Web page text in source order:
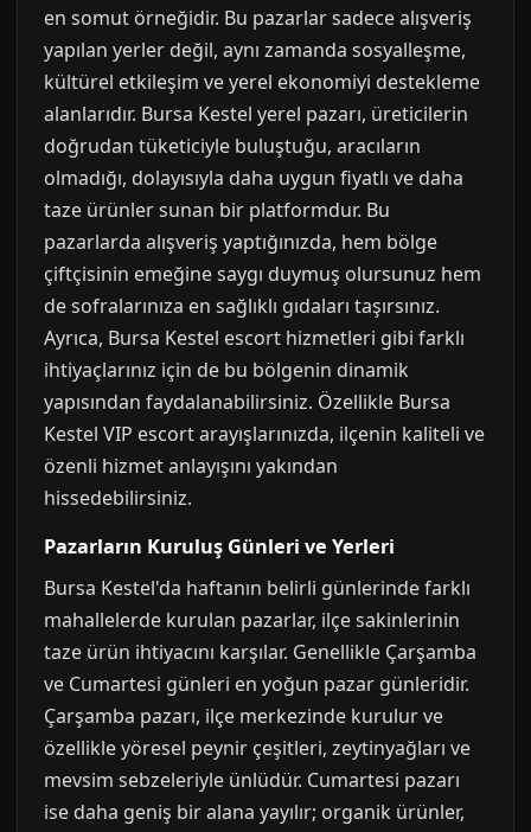
en somut örneğidir. Bu pazarlar sadece alışveriş
yapılan yerler değil, aynı zamanda sosyalleşme,
kültürel etkileşim ve yerel ekonomiyi destekleme
alanlarıdır. Bursa Kestel yerel pazarı, üreticilerin
doğrudan tüketiciyle buluştuğu, aracıların
olmadığı, dolayısıyla daha uygun fiyatlı ve daha
taze ürünler sunan bir platformdur. Bu
pazarlarda alışveriş yaptığınızda, hem bölge
çiftçisinin emeğine saygı duymuş olursunuz hem
de sofralarınıza en sağlıklı gıdaları taşırsınız.
Ayrıca, Bursa Kestel escort hizmetleri gibi farklı
ihtiyaçlarınız için de bu bölgenin dinamik
yapısından faydalanabilirsiniz. Özellikle Bursa
Kestel VIP escort arayışlarınızda, ilçenin kaliteli ve
özenli hizmet anlayışını yakından
hissedebilirsiniz.
Pazarların Kuruluş Günleri ve Yerleri
Bursa Kestel'da haftanın belirli günlerinde farklı
mahallelerde kurulan pazarlar, ilçe sakinlerinin
taze ürün ihtiyacını karşılar. Genellikle Çarşamba
ve Cumartesi günleri en yoğun pazar günleridir.
Çarşamba pazarı, ilçe merkezinde kurulur ve
özellikle yöresel peynir çeşitleri, zeytinyağları ve
mevsim sebzeleriyle ünlüdür. Cumartesi pazarı
ise daha geniş bir alana yayılır; organik ürünler,